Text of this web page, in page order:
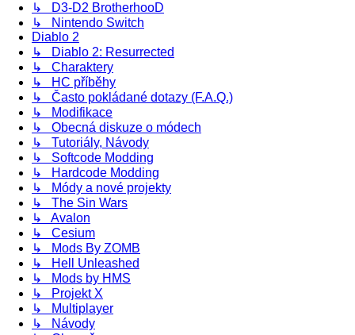
↳ D3-D2 BrotherhooD
↳ Nintendo Switch
Diablo 2
↳ Diablo 2: Resurrected
↳ Charaktery
↳ HC příběhy
↳ Často pokládané dotazy (F.A.Q.)
↳ Modifikace
↳ Obecná diskuze o módech
↳ Tutoriály, Návody
↳ Softcode Modding
↳ Hardcode Modding
↳ Módy a nové projekty
↳ The Sin Wars
↳ Avalon
↳ Cesium
↳ Mods By ZOMB
↳ Hell Unleashed
↳ Mods by HMS
↳ Projekt X
↳ Multiplayer
↳ Návody